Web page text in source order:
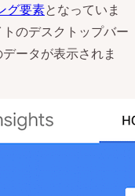
グ要素となっていま
のデスクトップバー
ータが表示されま